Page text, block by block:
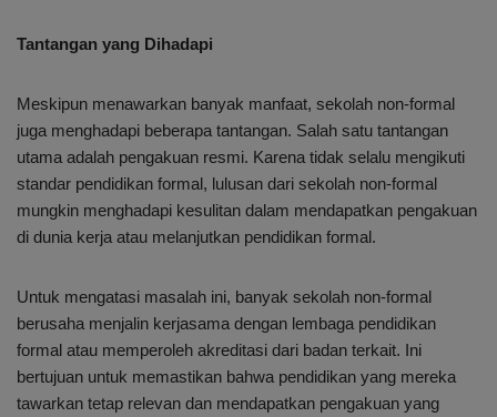
Tantangan yang Dihadapi
Meskipun menawarkan banyak manfaat, sekolah non-formal
juga menghadapi beberapa tantangan. Salah satu tantangan
utama adalah pengakuan resmi. Karena tidak selalu mengikuti
standar pendidikan formal, lulusan dari sekolah non-formal
mungkin menghadapi kesulitan dalam mendapatkan pengakuan
di dunia kerja atau melanjutkan pendidikan formal.
Untuk mengatasi masalah ini, banyak sekolah non-formal
berusaha menjalin kerjasama dengan lembaga pendidikan
formal atau memperoleh akreditasi dari badan terkait. Ini
bertujuan untuk memastikan bahwa pendidikan yang mereka
tawarkan tetap relevan dan mendapatkan pengakuan yang